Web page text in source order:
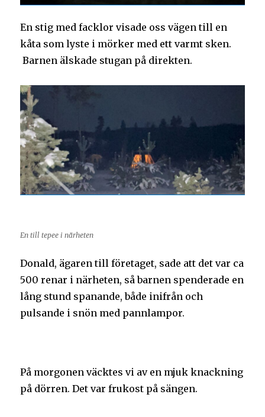
En stig med facklor visade oss vägen till en
kåta som lyste i mörker med ett varmt sken.
Barnen älskade stugan på direkten.
En till tepee i närheten
Donald, ägaren till företaget, sade att det var ca
500 renar i närheten, så barnen spenderade en
lång stund spanande, både inifrån och
pulsande i snön med pannlampor.
På morgonen väcktes vi av en mjuk knackning
på dörren. Det var frukost på sängen.